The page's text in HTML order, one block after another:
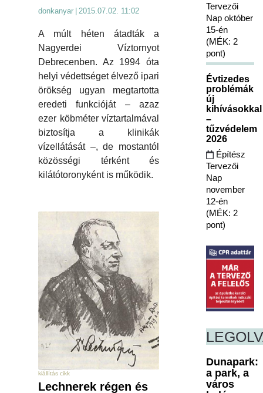
donkanyar 2015.07.02. 11:02
A múlt héten átadták a
Nagyerdei Víztornyot
Debrecenben. Az 1994 óta
helyi védettséget élvező ipari
örökség ugyan megtartotta
eredeti funkcióját – azaz
ezer köbméter víztartalmával
biztosítja a klinikák
vízellátását –, de mostantól
közösségi térként és
kilátótoronyként is működik.
kiállítás cikk
Lechnerek régen és
Tervezői
Nap október
15-én
(MÉK: 2
pont)
Évtizedes
problémák
új
kihívásokkal
–
tűzvédelem
2026
Építész
Tervezői
Nap
november
12-én
(MÉK: 2
pont)
Dunapark:
a park, a
város